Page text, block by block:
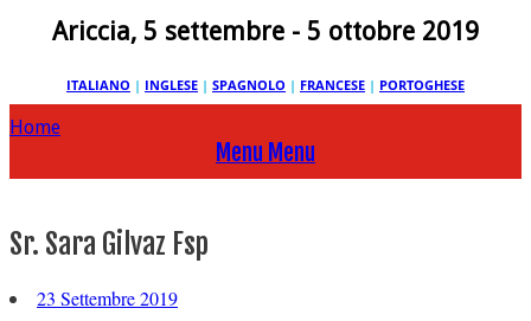
Ariccia, 5 settembre - 5 ottobre 2019
ITALIANO | INGLESE | SPAGNOLO | FRANCESE | PORTOGHESE
Home
Menu Menu
Sr. Sara Gilvaz Fsp
23 Settembre 2019